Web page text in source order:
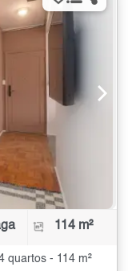
114 m²
quartos - 114 m²